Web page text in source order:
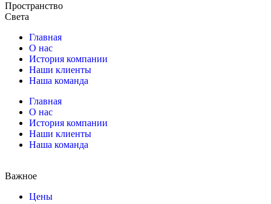
Пространство
Света
Главная
О нас
История компании
Наши клиенты
Наша команда
Главная
О нас
История компании
Наши клиенты
Наша команда
Важное
Цены